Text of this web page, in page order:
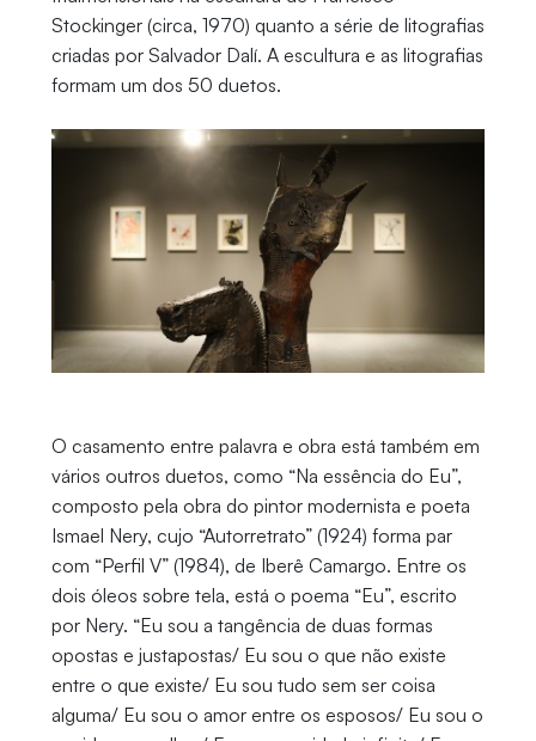
Stockinger (circa, 1970) quanto a série de litografias
criadas por Salvador Dalí. A escultura e as litografias
formam um dos 50 duetos.
O casamento entre palavra e obra está também em
vários outros duetos, como “Na essência do Eu”,
composto pela obra do pintor modernista e poeta
Ismael Nery, cujo “Autorretrato” (1924) forma par
com “Perfil V” (1984), de Iberê Camargo. Entre os
dois óleos sobre tela, está o poema “Eu”, escrito
por Nery. “Eu sou a tangência de duas formas
opostas e justapostas/ Eu sou o que não existe
entre o que existe/ Eu sou tudo sem ser coisa
alguma/ Eu sou o amor entre os esposos/ Eu sou o